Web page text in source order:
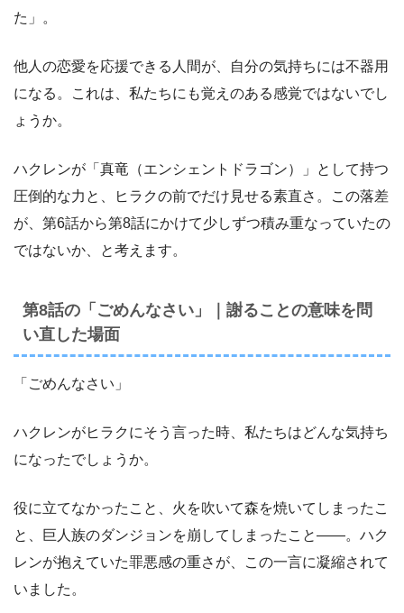
た」。
他人の恋愛を応援できる人間が、自分の気持ちには不器用
になる。これは、私たちにも覚えのある感覚ではないでし
ょうか。
ハクレンが「真竜（エンシェントドラゴン）」として持つ
圧倒的な力と、ヒラクの前でだけ見せる素直さ。この落差
が、第6話から第8話にかけて少しずつ積み重なっていたの
ではないか、と考えます。
第8話の「ごめんなさい」｜謝ることの意味を問
い直した場面
「ごめんなさい」
ハクレンがヒラクにそう言った時、私たちはどんな気持ち
になったでしょうか。
役に立てなかったこと、火を吹いて森を焼いてしまったこ
と、巨人族のダンジョンを崩してしまったこと――。ハク
レンが抱えていた罪悪感の重さが、この一言に凝縮されて
いました。